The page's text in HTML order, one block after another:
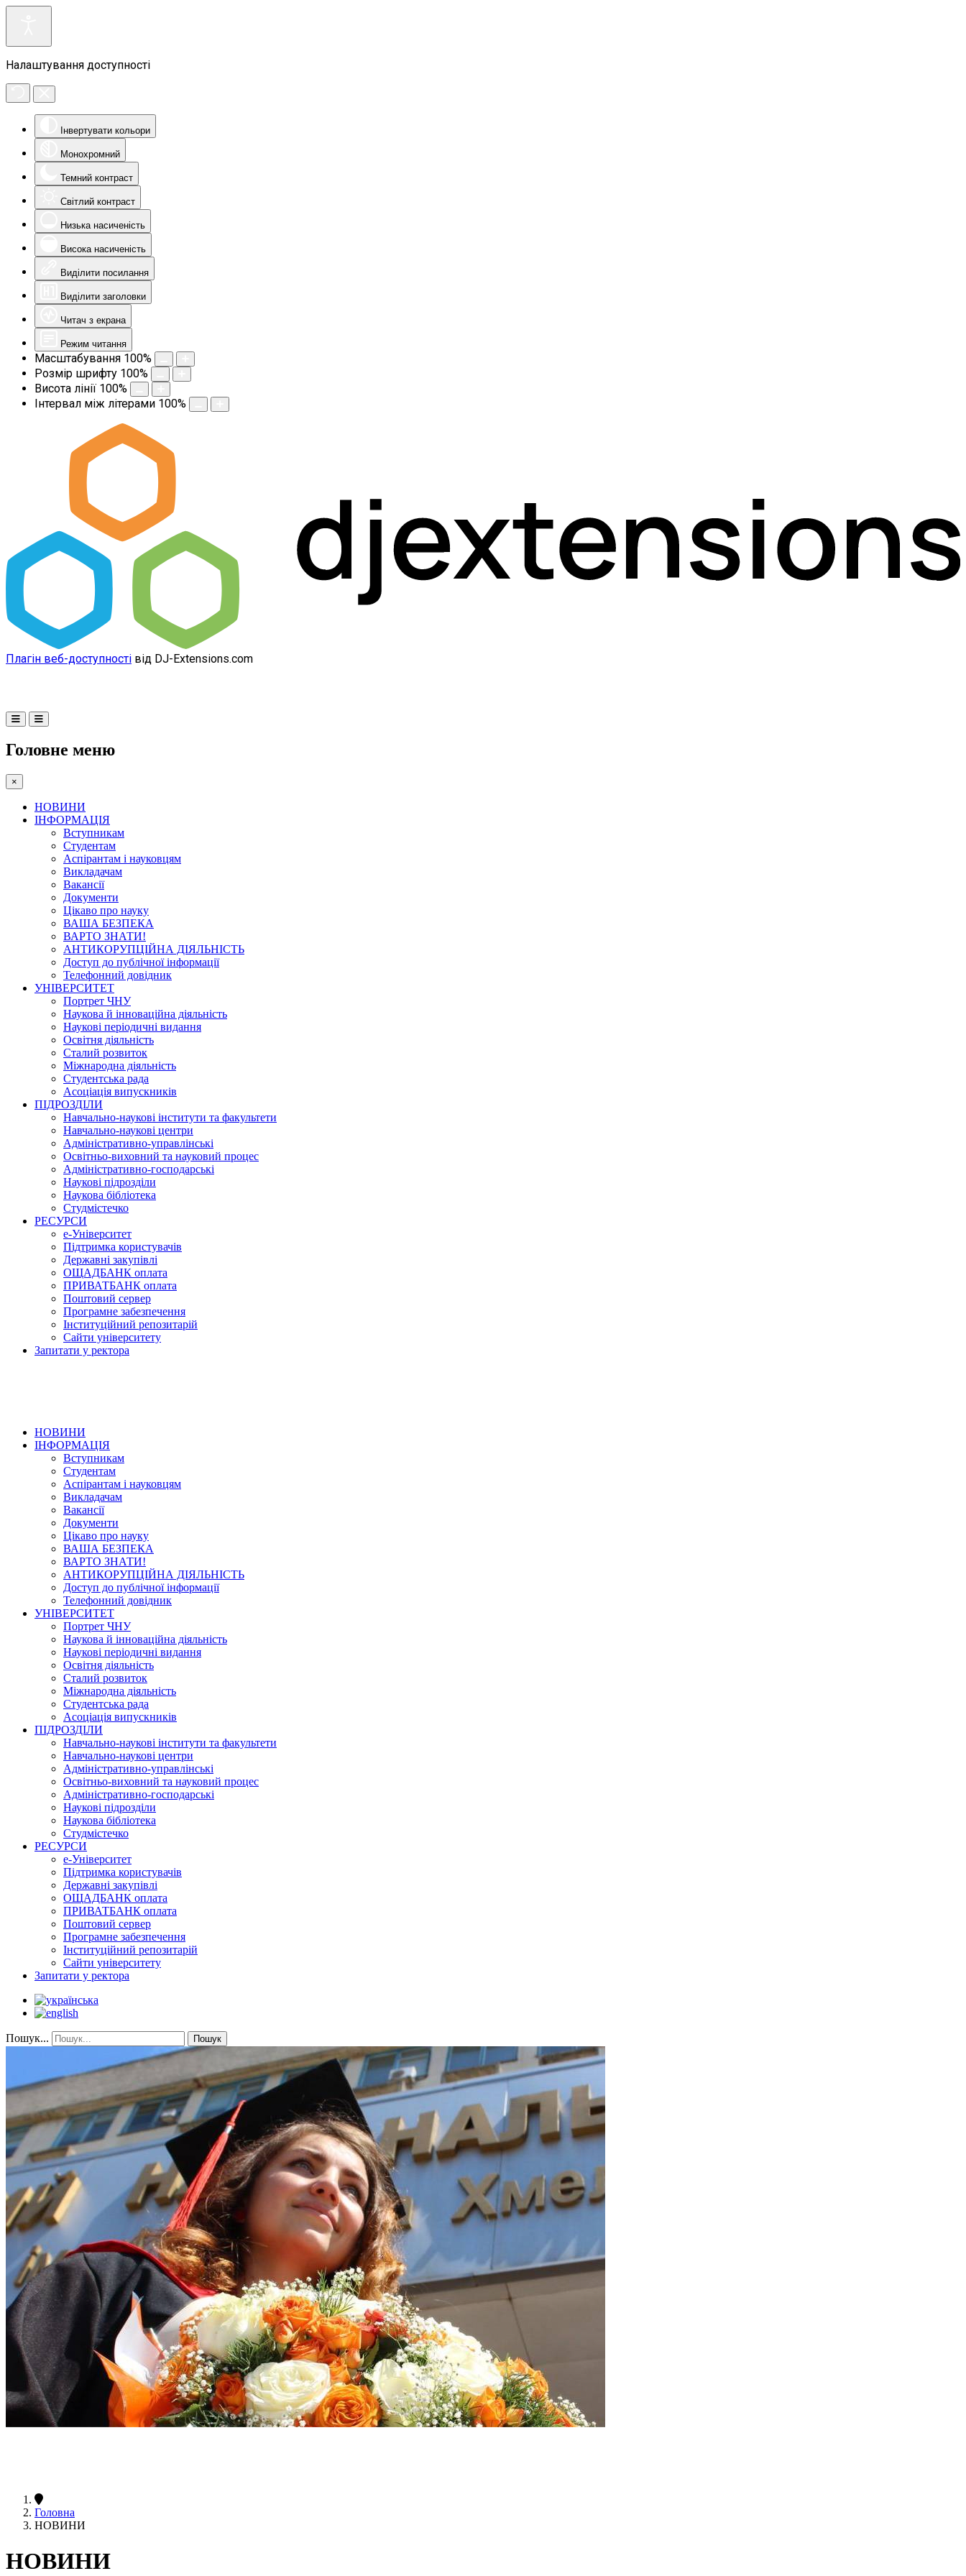
Налаштування доступності
Інвертувати кольори
Монохромний
Темний контраст
Світлий контраст
Низька насиченість
Висока насиченість
Виділити посилання
Виділити заголовки
Читач з екрана
Режим читання
Масштабування 100%
Розмір шрифту 100%
Висота лінії 100%
Інтервал між літерами 100%
Плагін веб-доступності від DJ-Extensions.com
Головне меню
×
НОВИНИ
ІНФОРМАЦІЯ
Вступникам
Студентам
Аспірантам і науковцям
Викладачам
Вакансії
Документи
Цікаво про науку
ВАША БЕЗПЕКА
ВАРТО ЗНАТИ!
АНТИКОРУПЦІЙНА ДІЯЛЬНІСТЬ
Доступ до публічної інформації
Телефонний довідник
УНІВЕРСИТЕТ
Портрет ЧНУ
Наукова й інноваційна діяльність
Наукові періодичні видання
Освітня діяльність
Сталий розвиток
Міжнародна діяльність
Студентська рада
Асоціація випускників
ПІДРОЗДІЛИ
Навчально-наукові інститути та факультети
Навчально-наукові центри
Адміністративно-управлінські
Освітньо-виховний та науковий процес
Адміністративно-господарські
Наукові підрозділи
Наукова бібліотека
Студмістечко
РЕСУРСИ
е-Університет
Підтримка користувачів
Державні закупівлі
ОЩАДБАНК оплата
ПРИВАТБАНК оплата
Поштовий сервер
Програмне забезпечення
Інституційний репозитарій
Сайти університету
Запитати у ректора
НОВИНИ
ІНФОРМАЦІЯ
Вступникам
Студентам
Аспірантам і науковцям
Викладачам
Вакансії
Документи
Цікаво про науку
ВАША БЕЗПЕКА
ВАРТО ЗНАТИ!
АНТИКОРУПЦІЙНА ДІЯЛЬНІСТЬ
Доступ до публічної інформації
Телефонний довідник
УНІВЕРСИТЕТ
Портрет ЧНУ
Наукова й інноваційна діяльність
Наукові періодичні видання
Освітня діяльність
Сталий розвиток
Міжнародна діяльність
Студентська рада
Асоціація випускників
ПІДРОЗДІЛИ
Навчально-наукові інститути та факультети
Навчально-наукові центри
Адміністративно-управлінські
Освітньо-виховний та науковий процес
Адміністративно-господарські
Наукові підрозділи
Наукова бібліотека
Студмістечко
РЕСУРСИ
е-Університет
Підтримка користувачів
Державні закупівлі
ОЩАДБАНК оплата
ПРИВАТБАНК оплата
Поштовий сервер
Програмне забезпечення
Інституційний репозитарій
Сайти університету
Запитати у ректора
Пошук... Пошук
Головна
НОВИНИ
НОВИНИ